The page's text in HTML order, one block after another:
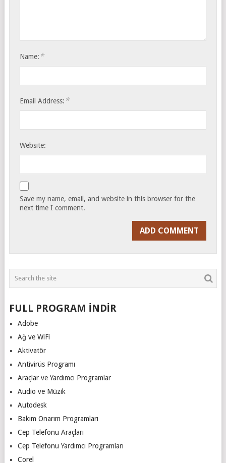
Name: *
Email Address: *
Website:
Save my name, email, and website in this browser for the
next time I comment.
FULL PROGRAM İNDİR
Adobe
Ağ ve WiFi
Aktivatör
Antivirüs Programı
Araçlar ve Yardımcı Programlar
Audio ve Müzik
Autodesk
Bakım Onarım Programları
Cep Telefonu Araçları
Cep Telefonu Yardımcı Programları
Corel